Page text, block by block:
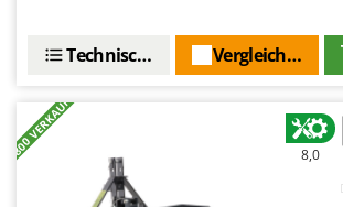
Vergleichen Sie
Technische Daten
+800 VERKAUFT 8,0